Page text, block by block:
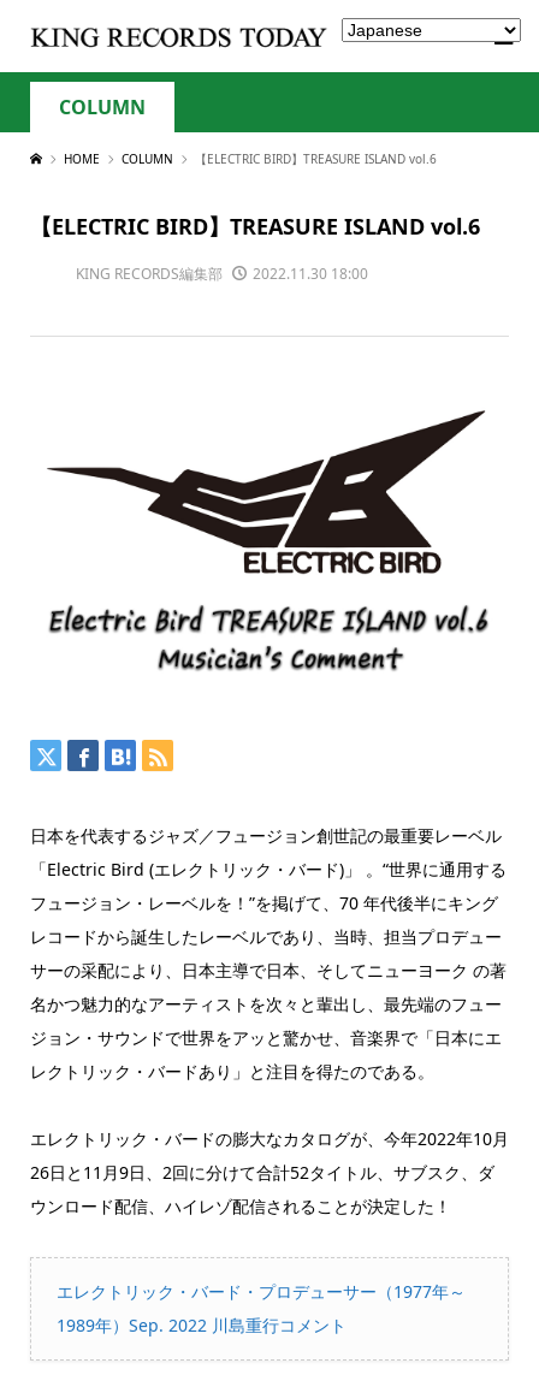
COLUMN
HOME COLUMN 【ELECTRIC BIRD】TREASURE ISLAND vol.6
【ELECTRIC BIRD】TREASURE ISLAND vol.6
KING RECORDS編集部 2022.11.30 18:00
日本を代表するジャズ／フュージョン創世記の最重要レーベル
「Electric Bird (エレクトリック・バード)」 。“世界に通用する
フュージョン・レーベルを！”を掲げて、70 年代後半にキング
レコードから誕生したレーベルであり、当時、担当プロデュー
サーの采配により、日本主導で日本、そしてニューヨーク の著
名かつ魅力的なアーティストを次々と輩出し、最先端のフュー
ジョン・サウンドで世界をアッと驚かせ、音楽界で「日本にエ
レクトリック・バードあり」と注目を得たのである。
エレクトリック・バードの膨大なカタログが、今年2022年10月
26日と11月9日、2回に分けて合計52タイトル、サブスク、ダ
ウンロード配信、ハイレゾ配信されることが決定した！
エレクトリック・バード・プロデューサー（1977年～
1989年）Sep. 2022 川島重行コメント